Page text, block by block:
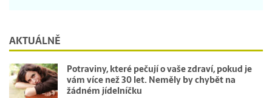
AKTUÁLNĚ
Potraviny, které pečují o vaše zdraví, pokud je
vám více než 30 let. Neměly by chybět na
žádném jídelníčku